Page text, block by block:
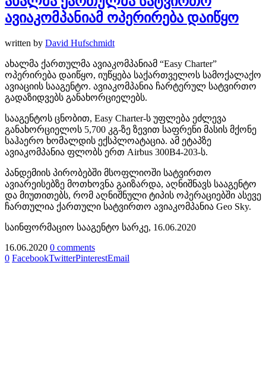
ავიაკომპანიამ ოპერირება დაიწყო
written by David Hufschmidt
ახალმა ქართულმა ავიაკომპანიამ “Easy Charter”
ოპერირება დაიწყო, იუწყება საქართველოს სამოქალაქო
ავიაციის სააგენტო. ავიაკომპანია ჩარტერულ სატვირთო
გადაზიდვებს განახორციელებს.
სააგენტოს ცნობით, Easy Charter-ს უფლება ეძლევა
განახორციელოს 5,700 კგ-ზე ზევით საფრენი მასის მქონე
საჰაერო ხომალდის ექსპლოატაცია. ამ ეტაპზე
ავიაკომპანია ფლობს ერთ Airbus 300B4-203-ს.
პანდემიის პირობებში მსოფლიოში სატვირთო
ავიარეისებზე მოთხოვნა გაიზარდა, აღნიშნავს სააგენტო
და მიუთითებს, რომ აღნიშნული ტიპის ოპერაციებში ასევე
ჩართულია ქართული სატვირთო ავიაკომპანია Geo Sky.
საინფორმაციო სააგენტო სარკე, 16.06.2020
16.06.2020 0 comments
0 FacebookTwitterPinterestEmail